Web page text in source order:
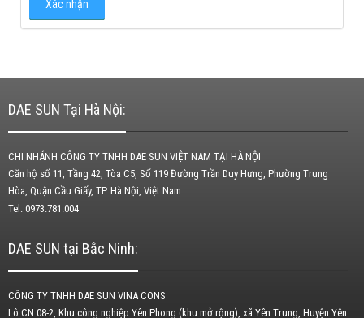
DAE SUN Tại Hà Nội:
CHI NHÁNH CÔNG TY TNHH DAE SUN VIỆT NAM TẠI HÀ NỘI
Căn hộ số 11, Tầng 42, Tòa C5, Số 119 Đường Trần Duy Hưng, Phường Trung
Hòa, Quận Cầu Giấy, TP. Hà Nội, Việt Nam
Tel: 0973.781.004
DAE SUN tại Bắc Ninh:
CÔNG TY TNHH DAE SUN VINA CONS
Lô CN 08-2, Khu công nghiệp Yên Phong (khu mở rộng), xã Yên Trung, Huyện Yên